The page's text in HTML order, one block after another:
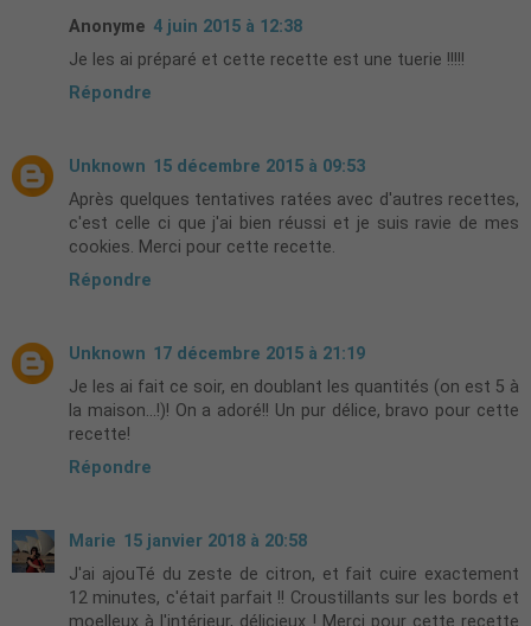
Anonyme 4 juin 2015 à 12:38
Je les ai préparé et cette recette est une tuerie !!!!!
Répondre
Unknown 15 décembre 2015 à 09:53
Après quelques tentatives ratées avec d'autres recettes,
c'est celle ci que j'ai bien réussi et je suis ravie de mes
cookies. Merci pour cette recette.
Répondre
Unknown 17 décembre 2015 à 21:19
Je les ai fait ce soir, en doublant les quantités (on est 5 à
la maison...!)! On a adoré!! Un pur délice, bravo pour cette
recette!
Répondre
Marie 15 janvier 2018 à 20:58
J'ai ajouTé du zeste de citron, et fait cuire exactement
12 minutes, c'était parfait !! Croustillants sur les bords et
moelleux à l'intérieur, délicieux ! Merci pour cette recette